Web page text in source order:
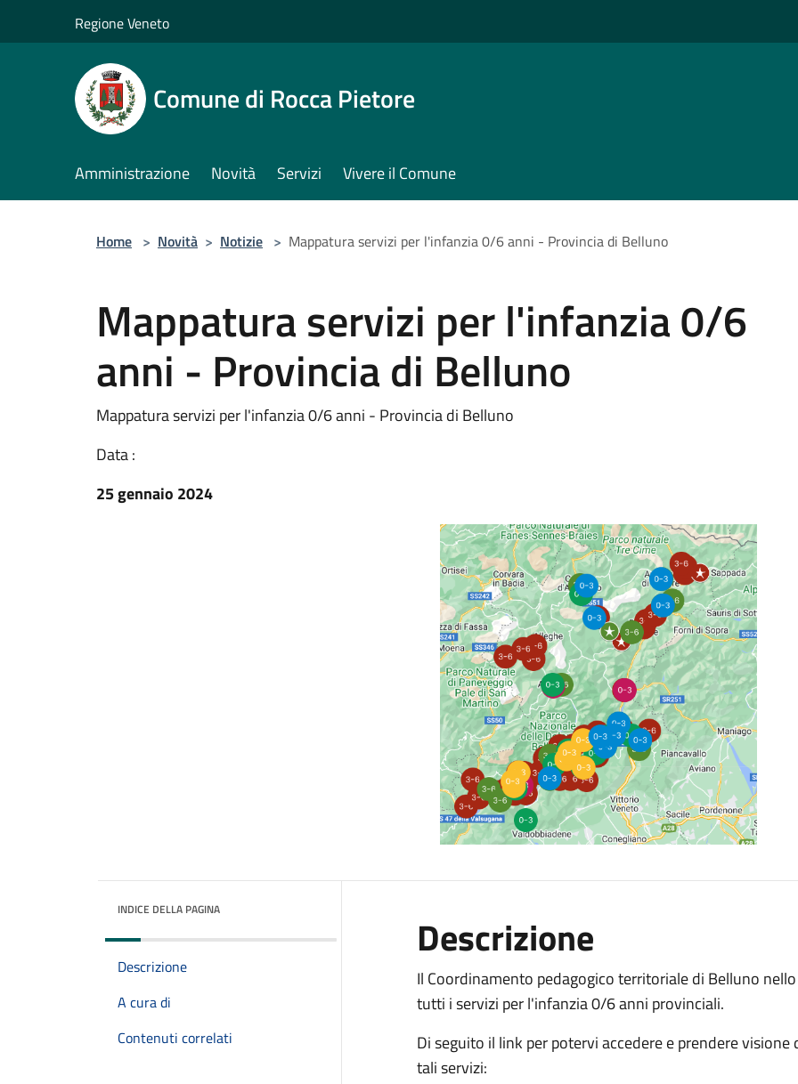
Regione Veneto
Comune di Rocca Pietore
Amministrazione Novità Servizi Vivere il Comune
Home > Novità > Notizie > Mappatura servizi per l'infanzia 0/6 anni - Provincia di Belluno
Mappatura servizi per l'infanzia 0/6
anni - Provincia di Belluno
Mappatura servizi per l'infanzia 0/6 anni - Provincia di Belluno
Data :
25 gennaio 2024
INDICE DELLA PAGINA
Descrizione
A cura di
Contenuti correlati
Descrizione
Il Coordinamento pedagogico territoriale di Belluno
tutti i servizi per l'infanzia 0/6 anni provinciali.
Di seguito il link per potervi accedere e prendere
tali servizi: